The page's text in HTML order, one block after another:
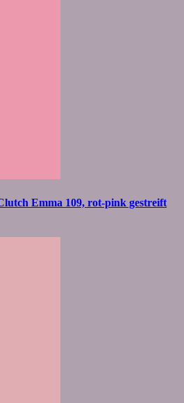
Emma 109, rot-pink gestreift